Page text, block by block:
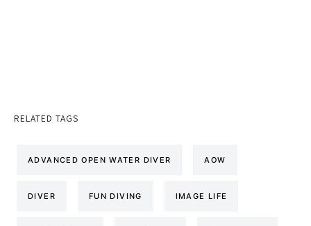
RELATED TAGS
ADVANCED OPEN WATER DIVER AOW
DIVER FUN DIVING IMAGE LIFE